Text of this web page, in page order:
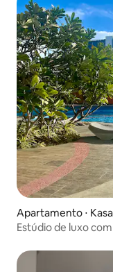
Apartamento ⋅
Estúdio de luxo